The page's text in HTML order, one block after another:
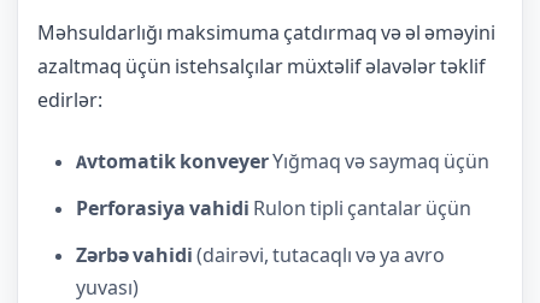
Məhsuldarlığı maksimuma çatdırmaq və əl əməyini
azaltmaq üçün istehsalçılar müxtəlif əlavələr təklif
edirlər:
Avtomatik konveyerYığmaq və saymaq üçün
Perforasiya vahidi Rulon tipli çantalar üçün
Zərbə vahidi(dairəvi, tutacaqlı və ya avro
yuvası)